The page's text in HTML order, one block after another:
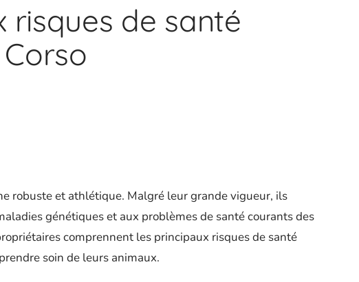
risques de santé
robuste et athlétique. Malgré leur grande vigueur, ils
génétiques et aux problèmes de santé courants des
comprennent les principaux risques de santé
soin de leurs animaux.